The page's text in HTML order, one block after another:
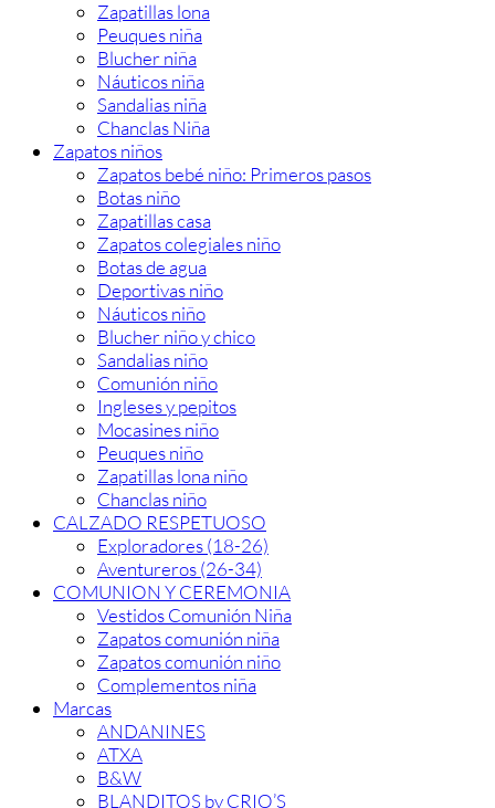
Zapatillas lona
Peuques niña
Blucher niña
Náuticos niña
Sandalias niña
Chanclas Niña
Zapatos niños
Zapatos bebé niño: Primeros pasos
Botas niño
Zapatillas casa
Zapatos colegiales niño
Botas de agua
Deportivas niño
Náuticos niño
Blucher niño y chico
Sandalias niño
Comunión niño
Ingleses y pepitos
Mocasines niño
Peuques niño
Zapatillas lona niño
Chanclas niño
CALZADO RESPETUOSO
Exploradores (18-26)
Aventureros (26-34)
COMUNION Y CEREMONIA
Vestidos Comunión Niña
Zapatos comunión niña
Zapatos comunión niño
Complementos niña
Marcas
ANDANINES
ATXA
B&W
BLANDITOS by CRIO’S